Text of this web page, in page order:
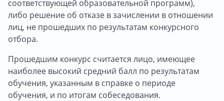
соответствующей образовательной программ),
либо решение об отказе в зачислении в отношении
лиц, не прошедших по результатам конкурсного
отбора.
Прошедшим конкурс считается лицо, имеющее
наиболее высокий средний балл по результатам
обучения, указанным в справке о периоде
обучения, и по итогам собеседования.